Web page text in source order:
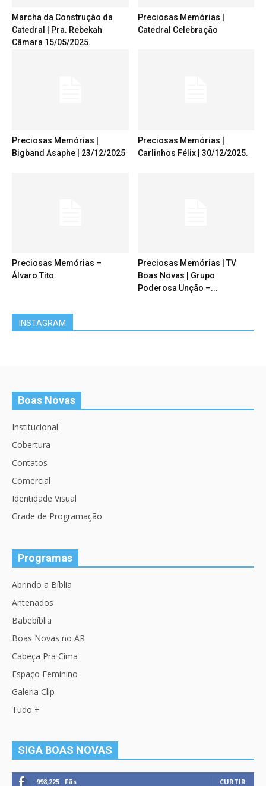
Marcha da Construção da
Catedral | Pra. Rebekah
Câmara 15/05/2025.
Preciosas Memórias |
Catedral Celebração
Preciosas Memórias |
Bigband Asaphe | 23/12/2025
Preciosas Memórias |
Carlinhos Félix | 30/12/2025.
Preciosas Memórias –
Álvaro Tito.
Preciosas Memórias | TV
Boas Novas | Grupo
Poderosa Unção –...
INSTAGRAM
Boas Novas
Institucional
Cobertura
Contatos
Comercial
Identidade Visual
Grade de Programação
Programas
Abrindo a Bíblia
Antenados
Babebíblia
Boas Novas no AR
Cabeça Pra Cima
Espaço Feminino
Galeria Clip
Tudo +
SIGA BOAS NOVAS
998,225 Fãs CURTIR